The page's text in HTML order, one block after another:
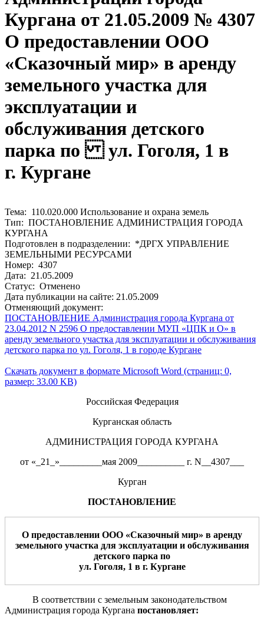
Кургана от 21.05.2009 № 4307
О предоставлении ООО
«Сказочный мир» в аренду
земельного участка для
эксплуатации и
обслуживания детского
парка по ул. Гоголя, 1 в
г. Кургане
Тема: 110.020.000 Использование и охрана земель
Тип: ПОСТАНОВЛЕНИЕ АДМИНИСТРАЦИЯ ГОРОДА
КУРГАНА
Подготовлен в подразделении: *ДРГХ УПРАВЛЕНИЕ
ЗЕМЕЛЬНЫМИ РЕСУРСАМИ
Номер: 4307
Дата: 21.05.2009
Статус: Отменено
Дата публикации на сайте: 21.05.2009
Отменяющий документ:
ПОСТАНОВЛЕНИЕ Администрация города Кургана от
23.04.2012 N 2596 О предоставлении МУП «ЦПК и О» в
аренду земельного участка для эксплуатации и обслуживания
детского парка по ул. Гоголя, 1 в городе Кургане
Скачать документ в формате Microsoft Word (страниц: 0,
размер: 33.00 KB)
Российская Федерация
Курганская область
АДМИНИСТРАЦИЯ ГОРОДА КУРГАНА
от «_21_»_________мая 2009__________ г. N__4307___
Курган
ПОСТАНОВЛЕНИЕ
О предоставлении ООО «Сказочный мир» в аренду
земельного участка для эксплуатации и обслуживания
детского парка по
ул. Гоголя, 1 в г. Кургане
В соответствии с земельным законодательством
Администрация города Кургана постановляет: